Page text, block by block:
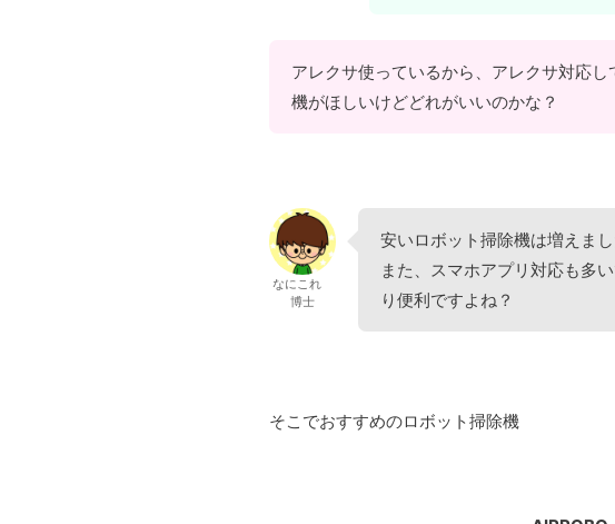
アレクサ使っているから、アレクサ対応
機がほしいけどどれがいいのかな？
なにこれ
博士
安いロボット掃除機は増えま
また、スマホアプリ対応も多
り便利ですよね？
そこでおすすめのロボット掃除機